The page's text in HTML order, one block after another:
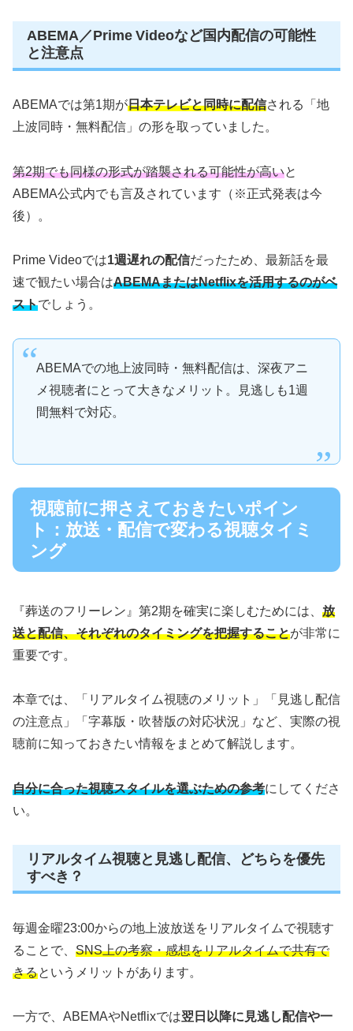
ABEMA／Prime Videoなど国内配信の可能性
と注意点
ABEMAでは第1期が日本テレビと同時に配信される「地
上波同時・無料配信」の形を取っていました。
第2期でも同様の形式が踏襲される可能性が高いと
ABEMA公式内でも言及されています（※正式発表は今
後）。
Prime Videoでは1週遅れの配信だったため、最新話を最
速で観たい場合はABEMAまたはNetflixを活用するのがベ
ストでしょう。
ABEMAでの地上波同時・無料配信は、深夜アニ
メ視聴者にとって大きなメリット。見逃しも1週
間無料で対応。
視聴前に押さえておきたいポイン
ト：放送・配信で変わる視聴タイミ
ング
『葬送のフリーレン』第2期を確実に楽しむためには、 放
送と配信、それぞれのタイミングを把握することが非常に
重要です。
本章では、「リアルタイム視聴のメリット」「見逃し配信
の注意点」「字幕版・吹替版の対応状況」など、実際の視
聴前に知っておきたい情報をまとめて解説します。
自分に合った視聴スタイルを選ぶための参考にしてくださ
い。
リアルタイム視聴と見逃し配信、どちらを優先
すべき？
毎週金曜23:00からの地上波放送をリアルタイムで視聴す
ることで、 SNS上の考察・感想をリアルタイムで共有で
きるというメリットがあります。
一方で、ABEMAやNetflixでは翌日以降に見逃し配信や一